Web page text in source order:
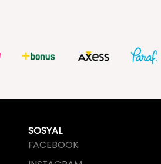
SOSYAL
INSTAGRAM